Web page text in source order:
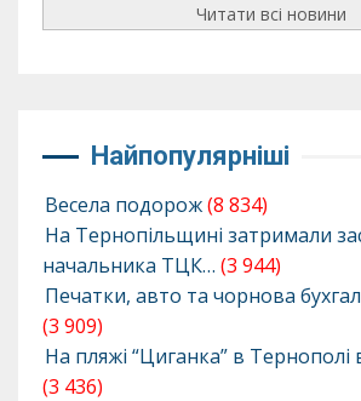
Читати всі новини
Найпопулярніші
Весела подорож(8 834)
На Тернопільщині затримали
начальника ТЦК… (3 944)
Печатки, авто та чорнова
(3 909)
На пляжі “Циганка” в Тернополі
(3 436)